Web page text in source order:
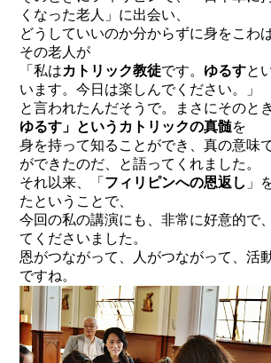
くなった老人」に出会い、
どうしていいのか分からずに身をこわ
その老人が
「私はカトリック教徒です。 ゆるすと
います。今日は楽しんでください。」
と言われたんだそうで。まさにそのと
ゆるす」というカトリックの真髄を
身を持って知ることができ、真の意味
ができたのだ、と語ってくれました。
それ以来、「 フィリピンへの恩返し 」
たということで、
今回の私の講演にも、非常に好意的で
てくださいました。
恩がつながって、人がつながって、活
ですね。